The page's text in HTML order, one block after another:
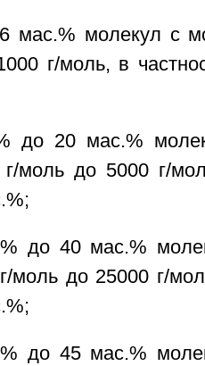
мас.% молекул с
г/моль, в
до 20 мас.%
моль до 5000 г/
до 40 мас.%
моль до 25000 г/
до 45 мас.%